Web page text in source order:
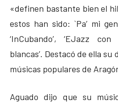
«definen bastante bien el
estos han sido: `Pa’ mi
‘InCubando’, ‘EJazz
blancas’. Destacó de ella su
músicas populares de
Aguado dijo que su